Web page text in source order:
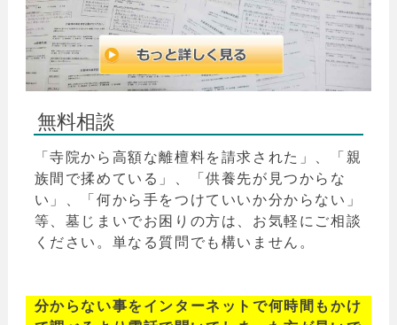
無料相談
「寺院から高額な離檀料を請求された」、「親
族間で揉めている」、「供養先が見つからな
い」、「何から手をつけていいか分からない」
等、墓じまいでお困りの方は、お気軽にご相談
ください。単なる質問でも構いません。
分からない事をインターネットで何時間もかけ